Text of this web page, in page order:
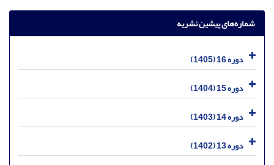
شماره‌های پیشین نشریه
دوره 16 (1405)
دوره 15 (1404)
دوره 14 (1403)
دوره 13 (1402)